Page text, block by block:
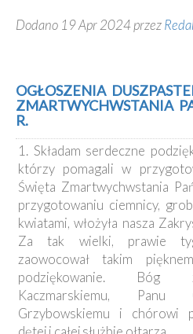
Dodano 19 Apr 2024 przez
OGŁOSZENIA
ZMARTWYCHWSTANIA
R.
1. Składam serdeczne
którzy pomagali w
Święta Zmartwychwstania
przygotowaniu ciemnicy,
kwiatami, włożyła nasza
Za tak wielki, prawie
zaowocował takim
podziękowanie. Bóg
Kaczmarskiemu, Panu
Grzybowskiemu i chórowi